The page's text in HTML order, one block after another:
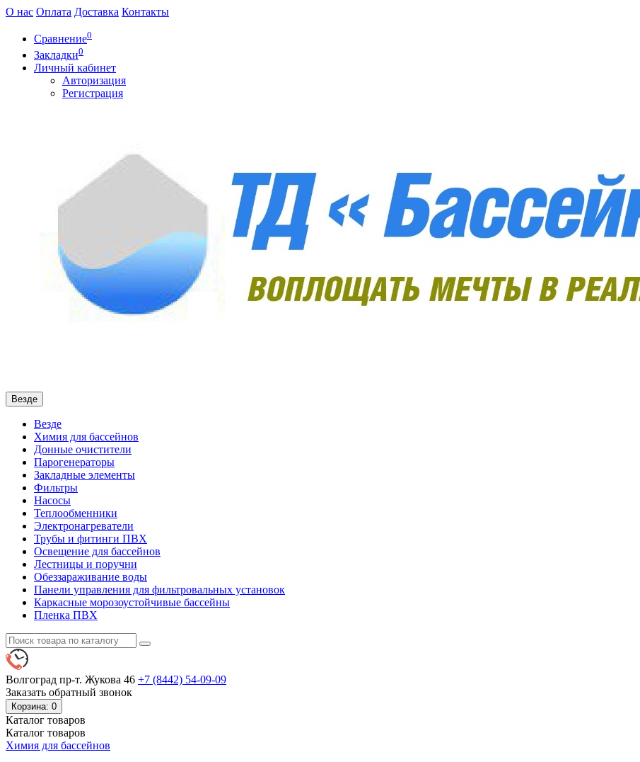
О нас Оплата Доставка Контакты
Сравнение0
Закладки0
Личный кабинет
Авторизация
Регистрация
Везде
Везде
Химия для бассейнов
Донные очистители
Парогенераторы
Закладные элементы
Фильтры
Насосы
Теплообменники
Электронагреватели
Трубы и фитинги ПВХ
Освещение для бассейнов
Лестницы и поручни
Обеззараживание воды
Панели управления для фильтровальных установок
Каркасные морозоустойчивые бассейны
Пленка ПВХ
Волгоград пр-т. Жукова 46 +7 (8442) 54-09-09
Заказать обратный звонок
Корзина: 0
Каталог товаров
Каталог товаров
Химия для бассейнов